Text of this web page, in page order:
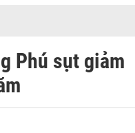
Phú sụt giảm